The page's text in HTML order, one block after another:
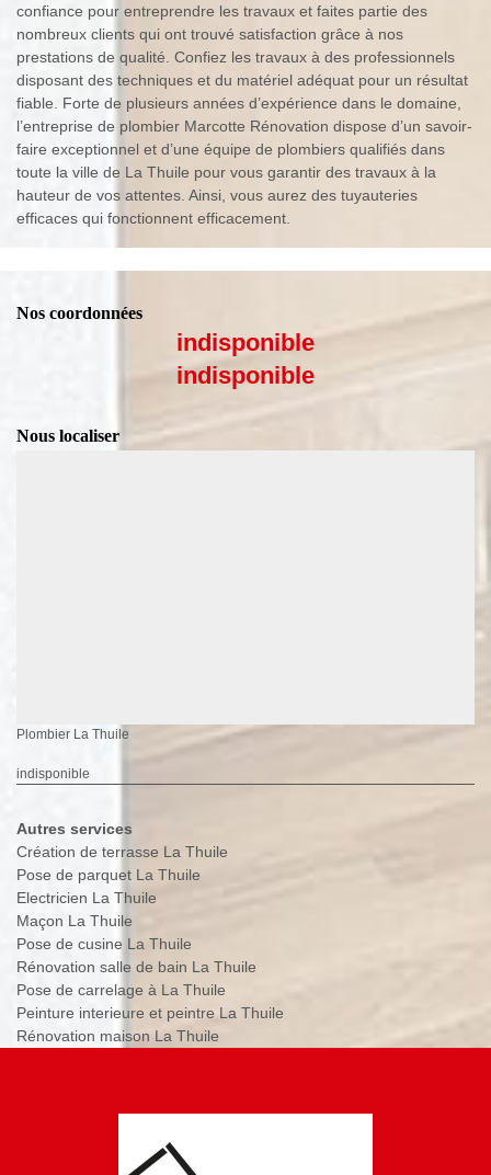
confiance pour entreprendre les travaux et faites partie des
nombreux clients qui ont trouvé satisfaction grâce à nos
prestations de qualité. Confiez les travaux à des professionnels
disposant des techniques et du matériel adéquat pour un résultat
fiable. Forte de plusieurs années d’expérience dans le domaine,
l’entreprise de plombier Marcotte Rénovation dispose d’un savoir-
faire exceptionnel et d’une équipe de plombiers qualifiés dans
toute la ville de La Thuile pour vous garantir des travaux à la
hauteur de vos attentes. Ainsi, vous aurez des tuyauteries
efficaces qui fonctionnent efficacement.
Nos coordonnées
indisponible
indisponible
Nous localiser
Plombier La Thuile
indisponible
Autres services
Création de terrasse La Thuile
Pose de parquet La Thuile
Electricien La Thuile
Maçon La Thuile
Pose de cusine La Thuile
Rénovation salle de bain La Thuile
Pose de carrelage à La Thuile
Peinture interieure et peintre La Thuile
Rénovation maison La Thuile